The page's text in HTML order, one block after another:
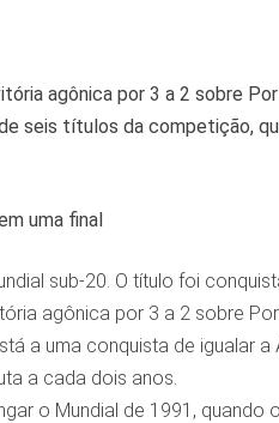
agônica por 3 a 2 sobre
seis títulos da competição,
uma final
sub-20. O título foi
agônica por 3 a 2 sobre
a uma conquista de igualar a
a cada dois anos.
o Mundial de 1991, quando